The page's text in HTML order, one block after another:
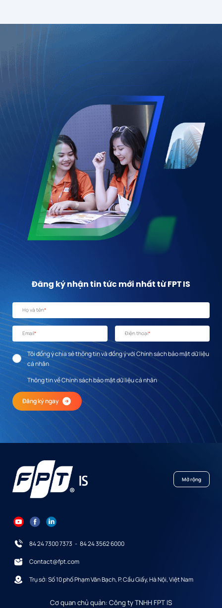
Đăng ký nhận tin tức mới nhất từ FPT IS
Họ và tên*
Email* Điện thoại*
Tôi đồng ý chia sẻ thông tin và đồng ý với Chính sách bảo mật dữ liệu
cá nhân
Thông tin về Chính sách bảo mật dữ liệu cá nhân
Đăng ký ngay
Mở rộng
84 24 7300 7373 - 84 24 3562 6000
Contact@fpt.com
Trụ sở: Số 10 phố Phạm Văn Bạch, P. Cầu Giấy, Hà Nội, Việt Nam
Cơ quan chủ quản: Công ty TNHH FPT IS